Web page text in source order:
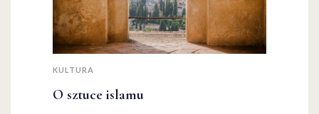
KULTURA
O sztuce islamu